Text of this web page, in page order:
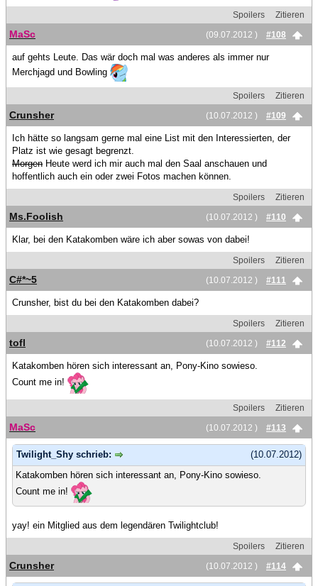
Spoilers
Zitieren
(09.07.2012 )
#108
MaSc
auf gehts Leute. Das wär doch mal was anderes als immer nur
Merchjagd und Bowling
Spoilers
Zitieren
(10.07.2012 )
#109
Crunsher
Ich hätte so langsam gerne mal eine List mit den Interessierten, der
Platz ist wie gesagt begrenzt.
Morgen Heute werd ich mir auch mal den Saal anschauen und
hoffentlich auch ein oder zwei Fotos machen können.
Spoilers
Zitieren
(10.07.2012 )
#110
Ms.Foolish
Klar, bei den Katakomben wäre ich aber sowas von dabei!
Spoilers
Zitieren
(10.07.2012 )
#111
C#*~5
Crunsher, bist du bei den Katakomben dabei?
Spoilers
Zitieren
(10.07.2012 )
#112
tofl
Katakomben hören sich interessant an, Pony-Kino sowieso.
Count me in!
Spoilers
Zitieren
(10.07.2012 )
#113
MaSc
(10.07.2012)
Twilight_Shy schrieb:
Katakomben hören sich interessant an, Pony-Kino sowieso.
Count me in!
yay! ein Mitglied aus dem legendären Twilightclub!
Spoilers
Zitieren
(10.07.2012 )
#114
Crunsher